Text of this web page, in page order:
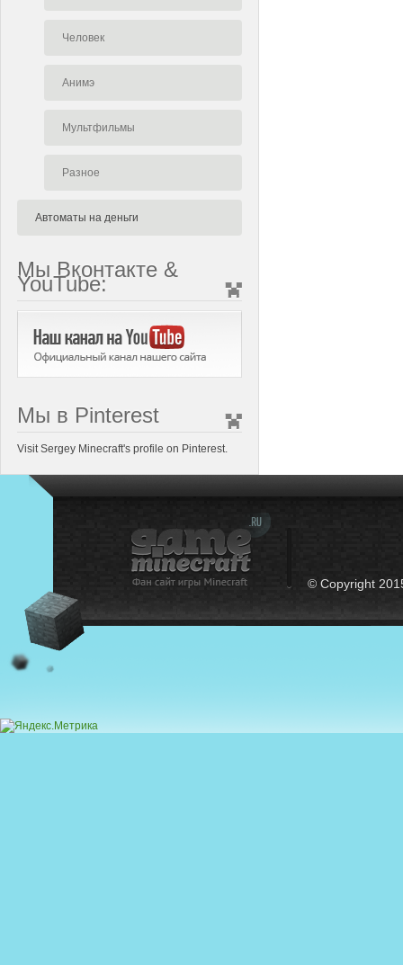
Человек
Анимэ
Мультфильмы
Разное
Автоматы на деньги
Мы Вконтакте &
YouTube:
Мы в Pinterest
Visit Sergey Minecraft's profile on Pinterest.
© Copyright